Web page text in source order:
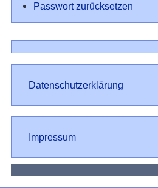
Passwort zurücksetzen
Datenschutz
Datenschutzerklärung
Impressum
Impressum